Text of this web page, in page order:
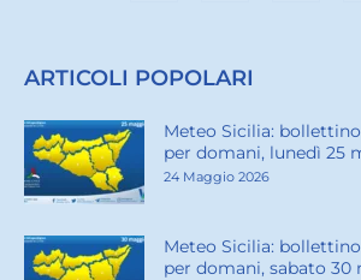
ARTICOLI POPOLARI
Meteo Sicilia:
per domani, lunedì 25
24 Maggio 2026
Meteo Sicilia:
per domani, sabato 30